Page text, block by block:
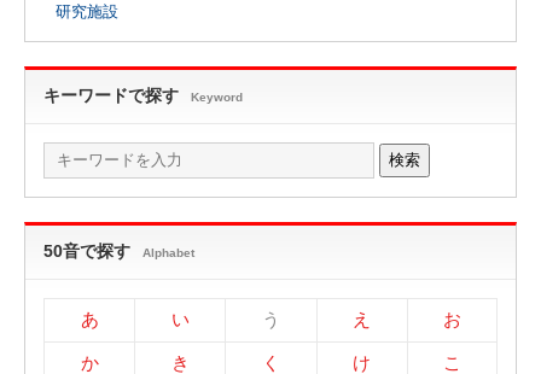
研究施設
キーワードで探す Keyword
検索
50音で探す Alphabet
あ い う え お
か き く け こ